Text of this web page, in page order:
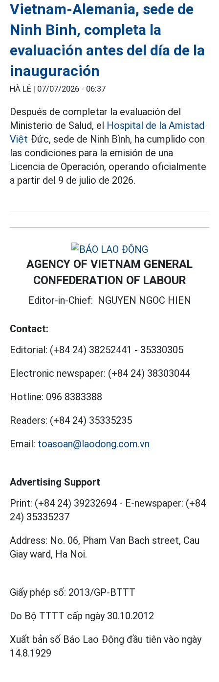
Vietnam-Alemania, sede de
Ninh Binh, completa la
evaluación antes del día de la
inauguración
HÀ LÊ | 07/07/2026 - 06:37
Después de completar la evaluación del
Ministerio de Salud, el Hospital de la Amistad
Việt Đức, sede de Ninh Bình, ha cumplido con
las condiciones para la emisión de una
Licencia de Operación, operando oficialmente
a partir del 9 de julio de 2026.
AGENCY OF VIETNAM GENERAL
CONFEDERATION OF LABOUR
Editor-in-Chief: NGUYEN NGOC HIEN
Contact:
Editorial: (+84 24) 38252441 - 35330305
Electronic newspaper: (+84 24) 38303044
Hotline: 096 8383388
Readers: (+84 24) 35335235
Email: toasoan@laodong.com.vn
Advertising Support
Print: (+84 24) 39232694 - E-newspaper: (+84
24) 35335237
Address: No. 06, Pham Van Bach street, Cau
Giay ward, Ha Noi.
Giấy phép số: 2013/GP-BTTT
Do Bộ TTTT cấp ngày 30.10.2012
Xuất bản số Báo Lao Động đầu tiên vào ngày
14.8.1929